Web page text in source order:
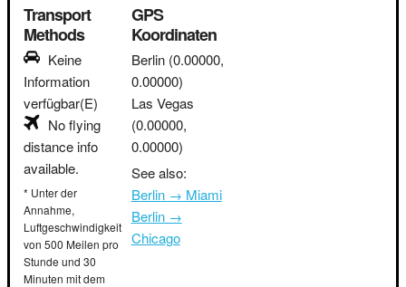
Transport
Methods
Keine
Information
verfügbar(E)
No flying
distance info
available.
* Unter der
Annahme,
Luftgeschwindigkeit
von 500 Meilen pro
Stunde und 30
Minuten mit dem
GPS
Koordinaten
Berlin (0.00000,
0.00000)
Las Vegas
(0.00000,
0.00000)
See also:
Berlin → Miami
Berlin →
Chicago